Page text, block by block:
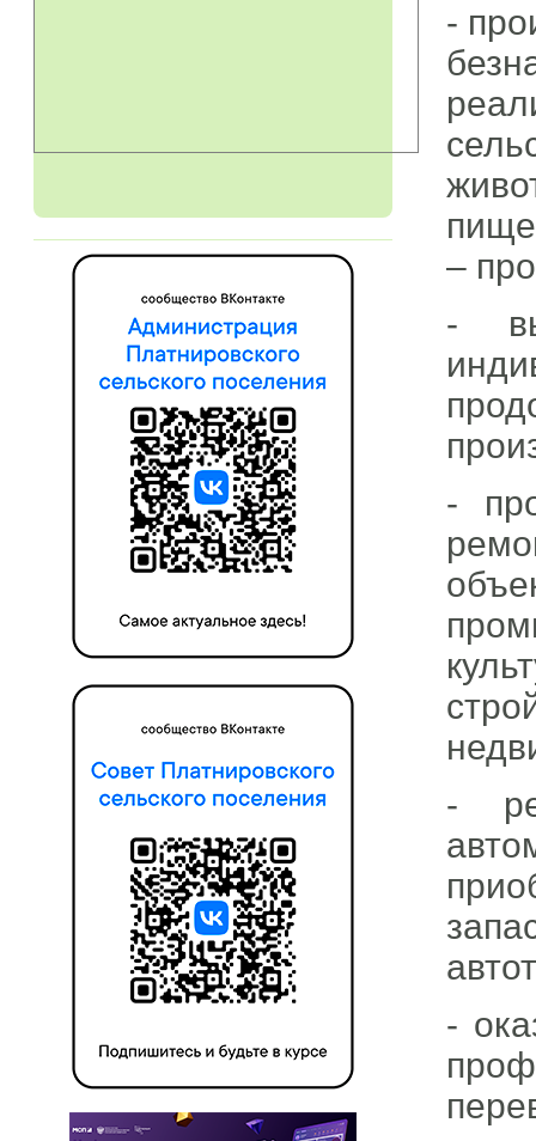
-
–
-
-
-
-